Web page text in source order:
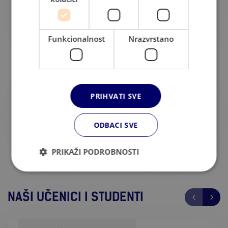
GODINA ISKUSTVA UREDA U 6 ZEMALJA
1000+
PARTNERA U VIŠE OD 25 ZEMALJA
18000+
ZADOVOLJNIH KLIJENATA
NAŠI UČENICI I STUDENTI
Funkcionalnost Nrazvrstano
PRIHVATI SVE
ODBACI SVE
PRIKAŽI PODROBNOSTI